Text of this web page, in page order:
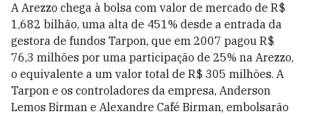
A Arezzo chega à bolsa com valor de mercado de R$
1,682 bilhão, uma alta de 451% desde a entrada da
gestora de fundos Tarpon, que em 2007 pagou R$
76,3 milhões por uma participação de 25% na Arezzo,
o equivalente a um valor total de R$ 305 milhões. A
Tarpon e os controladores da empresa, Anderson
Lemos Birman e Alexandre Café Birman, embolsarão